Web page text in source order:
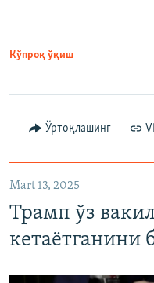
Кўпроқ ўқиш
Ўртоқлашинг
Mart 13, 2025
Трамп ўз
кетаётганини